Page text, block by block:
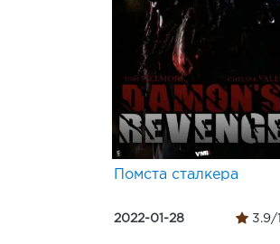
Помста сталкера
2022-01-28 3.9/